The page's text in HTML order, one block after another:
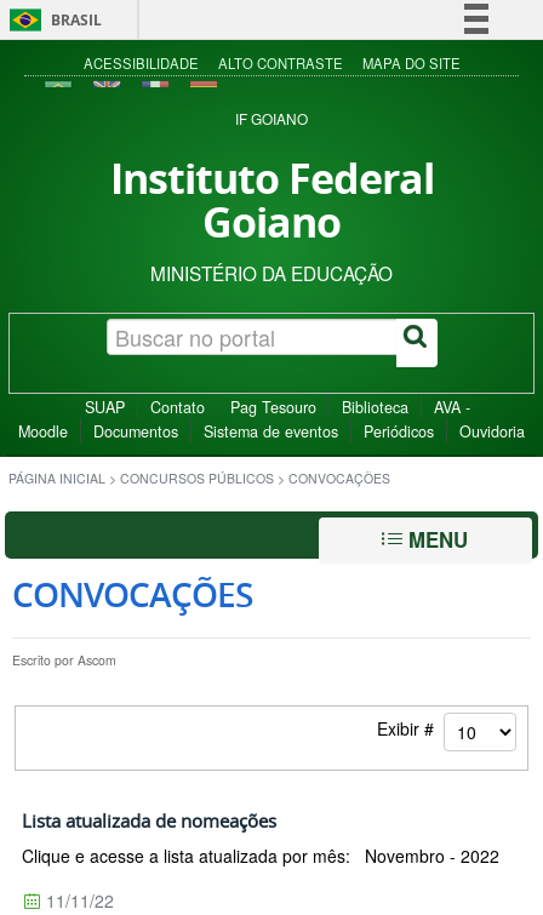
BRASIL
Simplifique!
Acesso à informação
ACESSIBILIDADE ALTO CONTRASTE MAPA DO SITE
IF GOIANO
Instituto Federal
Goiano
MINISTÉRIO DA EDUCAÇÃO
SUAP Contato Pag Tesouro Biblioteca
AVA -
Moodle
Documentos Sistema de eventos Periódicos Ouvidoria
PÁGINA INICIAL > CONCURSOS PÚBLICOS > CONVOCAÇÕES
MENU
CONVOCAÇÕES
Escrito por Ascom
Exibir #
Lista atualizada de nomeações
Clique e acesse a lista atualizada por mês: Novembro - 2022
11/11/22